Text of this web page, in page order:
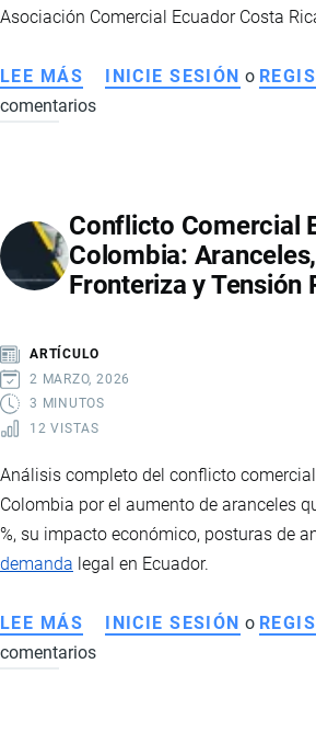
Asociación Comercial Ecuador Costa
LEE MÁS SOBRE
PRODUCTOS
ACUERDO
COMERCIAL
CON
INICIE SESIÓN o
comentarios
Conflicto Comercial
Colombia:
Fronteriza y Tensión
ARTÍCULO
2 MARZO, 2026
3 MINUTOS
12 VISTAS
Análisis completo del conflicto
Colombia por el aumento de aranceles
%, su impacto económico, posturas de
demanda legal en Ecuador.
LEE MÁS SOBRE
CONFLICTO
INICIE SESIÓN o
comentarios